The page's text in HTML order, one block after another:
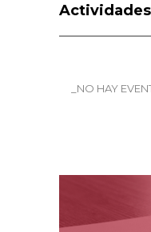
Actividades
_NO HAY